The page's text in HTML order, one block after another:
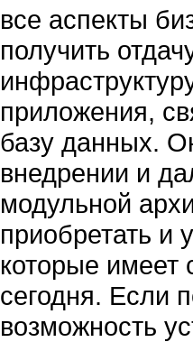
все аспекты
получить
приложения,
базу данных.
внедрении и
модульной
приобретать и
которые имеет
сегодня. Если
возможность